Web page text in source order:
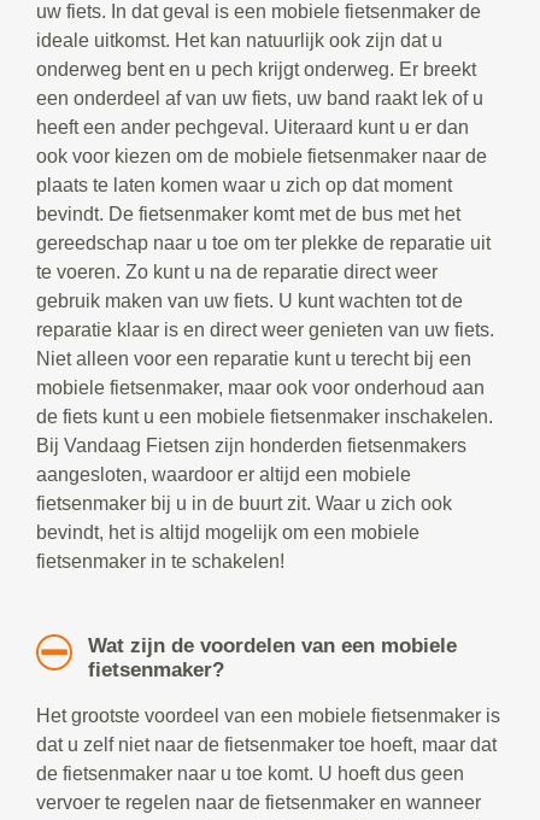
uw fiets. In dat geval is een mobiele fietsenmaker de
ideale uitkomst. Het kan natuurlijk ook zijn dat u
onderweg bent en u pech krijgt onderweg. Er breekt
een onderdeel af van uw fiets, uw band raakt lek of u
heeft een ander pechgeval. Uiteraard kunt u er dan
ook voor kiezen om de mobiele fietsenmaker naar de
plaats te laten komen waar u zich op dat moment
bevindt. De fietsenmaker komt met de bus met het
gereedschap naar u toe om ter plekke de reparatie uit
te voeren. Zo kunt u na de reparatie direct weer
gebruik maken van uw fiets. U kunt wachten tot de
reparatie klaar is en direct weer genieten van uw fiets.
Niet alleen voor een reparatie kunt u terecht bij een
mobiele fietsenmaker, maar ook voor onderhoud aan
de fiets kunt u een mobiele fietsenmaker inschakelen.
Bij Vandaag Fietsen zijn honderden fietsenmakers
aangesloten, waardoor er altijd een mobiele
fietsenmaker bij u in de buurt zit. Waar u zich ook
bevindt, het is altijd mogelijk om een mobiele
fietsenmaker in te schakelen!
Wat zijn de voordelen van een mobiele
fietsenmaker?
Het grootste voordeel van een mobiele fietsenmaker is
dat u zelf niet naar de fietsenmaker toe hoeft, maar dat
de fietsenmaker naar u toe komt. U hoeft dus geen
vervoer te regelen naar de fietsenmaker en wanneer